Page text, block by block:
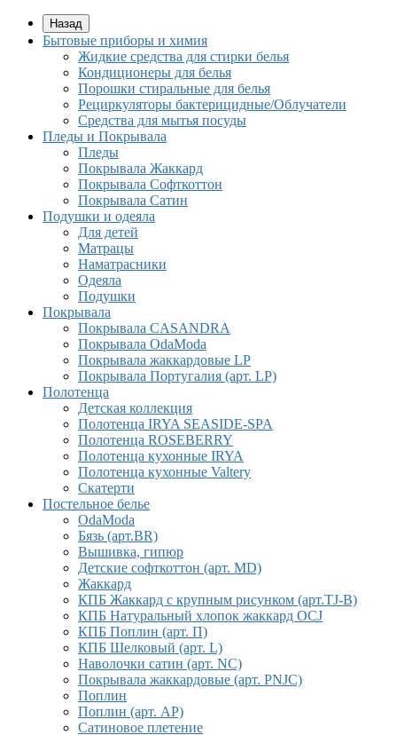
Назад
Бытовые приборы и химия
Жидкие средства для стирки белья
Кондиционеры для белья
Порошки стиральные для белья
Рециркуляторы бактерицидные/Облучатели
Средства для мытья посуды
Пледы и Покрывала
Пледы
Покрывала Жаккард
Покрывала Софткоттон
Покрывала Сатин
Подушки и одеяла
Для детей
Матрацы
Наматрасники
Одеяла
Подушки
Покрывала
Покрывалa CASANDRA
Покрывала OdaModa
Покрывала жаккардовые LP
Покрывала Португалия (арт. LP)
Полотенца
Детская коллекция
Полотенца IRYA SEASIDE-SPA
Полотенца ROSEBERRY
Полотенца кухонные IRYA
Полотенца кухонные Valtery
Скатерти
Постельное белье
OdaModa
Бязь (арт.BR)
Вышивка, гипюр
Детские софткоттон (арт. MD)
Жаккард
КПБ Жаккард с крупным рисунком (арт.TJ-B)
КПБ Натуральный хлопок жаккард OCJ
КПБ Поплин (арт. П)
КПБ Шелковый (арт. L)
Наволочки сатин (арт. NC)
Покрывала жаккардовые (арт. PNJC)
Поплин
Поплин (арт. AP)
Сатиновое плетение